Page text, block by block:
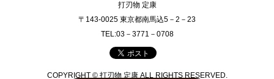
打刃物 定康
〒143-0025 東京都南馬込5－2－23
TEL:03－3771－0708
COPYRIGHT © 打刃物 定康 ALL RIGHTS RESERVED.